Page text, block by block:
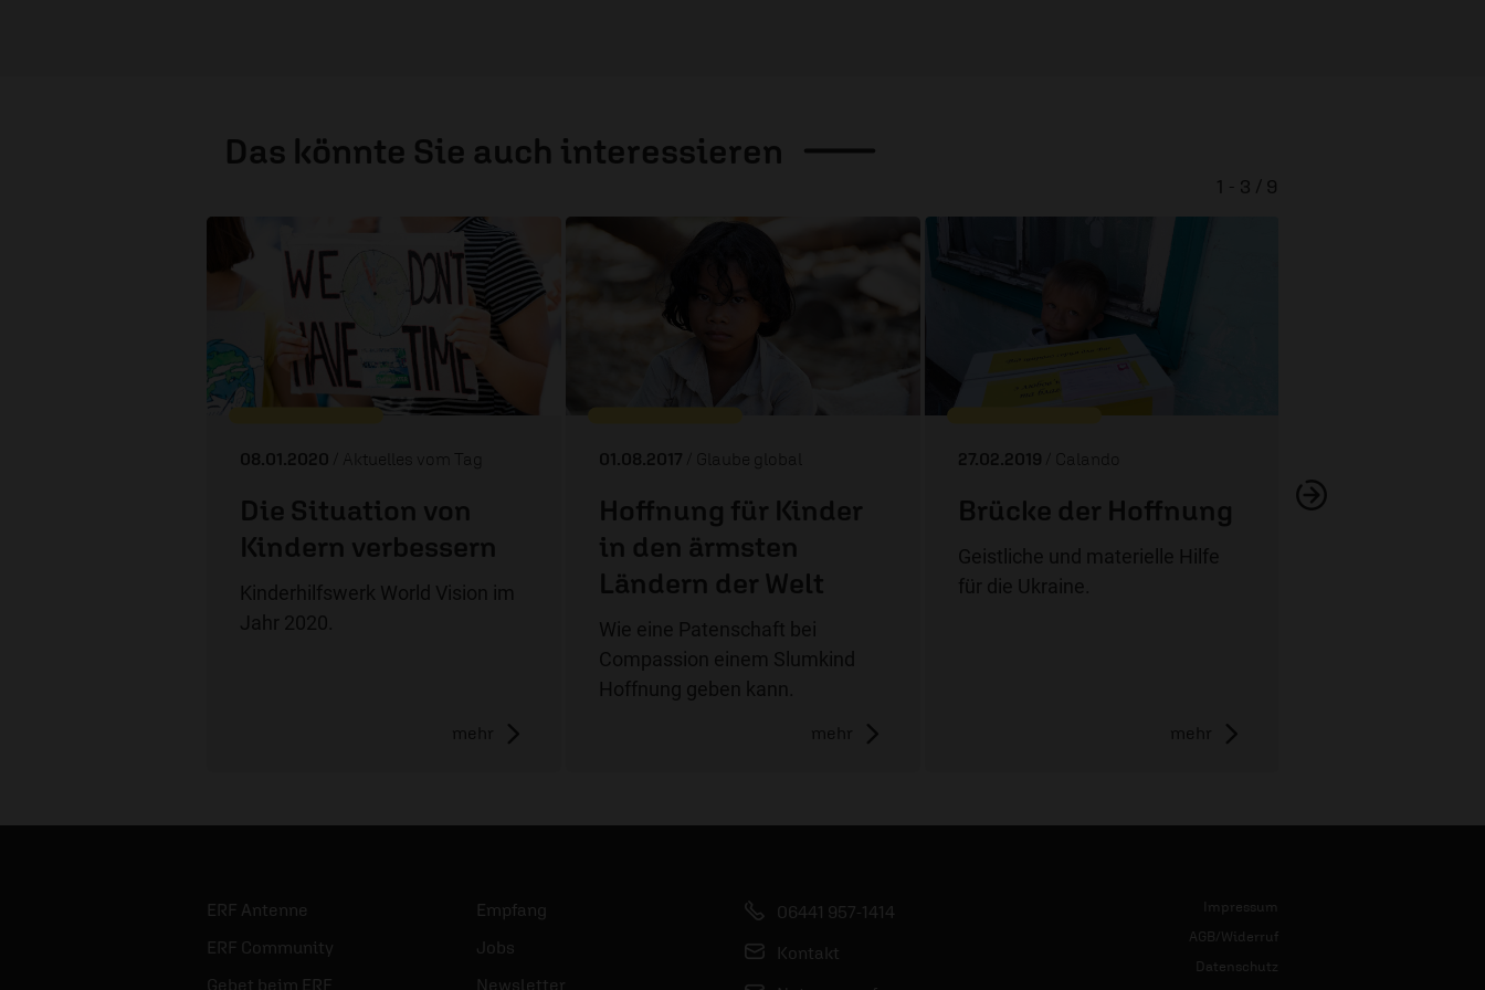
Das könnte Sie auch interessieren
08.01.2020 / Aktuelles vom Tag
Die Situation von
Kindern verbessern
Kinderhilfswerk World Vision im
Jahr 2020.
mehr
01.08.2017 / Glaube global
Hoffnung für Kinder
in den ärmsten
Ländern der Welt
Wie eine Patenschaft bei
Compassion einem Slumkind
Hoffnung geben kann.
mehr
27.02.2019 / Calando
Brücke der Hoffnung
Geistliche und materielle Hilfe
für die Ukraine.
mehr
1 - 3 / 9
ERF Antenne
ERF Community
Gebet beim ERF
Empfang
Jobs
Newsletter
06441 957-1414
Kontakt
Impressum
AGB/Widerruf
Datenschutz